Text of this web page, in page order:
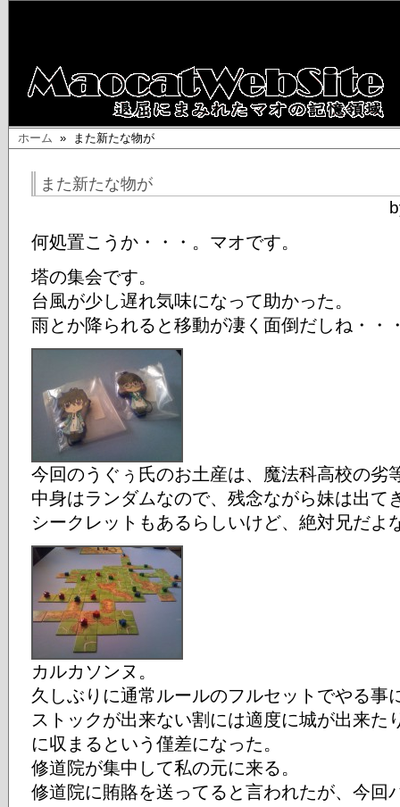
ホーム » また新たな物が
また新たな物が
何処置こうか・・・。マオです。
塔の集会です。
台風が少し遅れ気味になって助かった。
雨とか降られると移動が凄く面倒だしね・・
今回のうぐぅ氏のお土産は、魔法科高校の劣
中身はランダムなので、残念ながら妹は出て
シークレットもあるらしいけど、絶対兄だよ
カルカソンヌ。
久しぶりに通常ルールのフルセットでやる事
ストックが出来ない割には適度に城が出来た
に収まるという僅差になった。
修道院が集中して私の元に来る。
修道院に賄賂を送ってると言われたが、今回